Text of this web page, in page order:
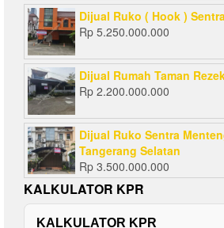
Dijual Ruko ( Hook )
Rp 5.250.000.000
Dijual Rumah Taman
Rp 2.200.000.000
Dijual Ruko Sentra
Tangerang Selatan
Rp 3.500.000.000
KALKULATOR KPR
KALKULATOR KPR